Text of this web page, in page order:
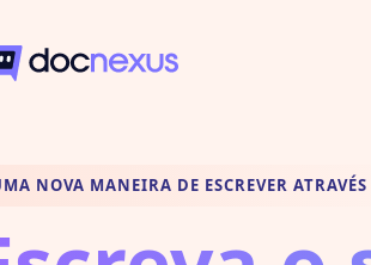
NOVA MANEIRA DE ESCREVER